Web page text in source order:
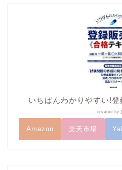
いちばんわかりやすい!
created by
Amazon 楽天市場